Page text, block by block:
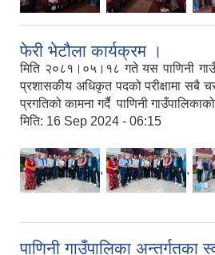
फेरी भेटौला कार्यक्रम ।
मिति २०८१।०५।१८ गते यस पाणिनी
प्रशासकीय अधिकृत पदको परीक्षामा सबै
प्रगतिको कामना गर्दै पाणिनी
मिति: 16 Sep 2024 - 06:15
, ,
पाणिनी गाउँपालिका अन्तर्गतका